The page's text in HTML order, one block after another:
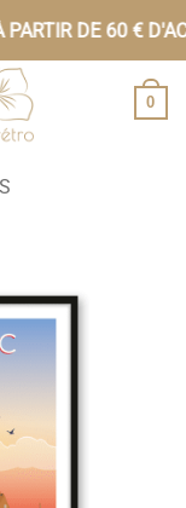
DE 60 €
0